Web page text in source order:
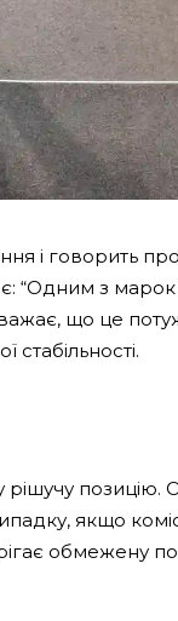
і говорить про
“Одним з
що це
стабільності.
позицію.
якщо
обмежену